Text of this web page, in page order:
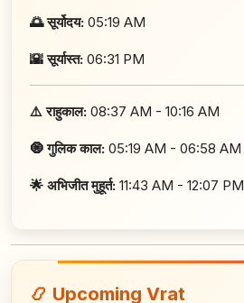
🌅 सूर्योदय: 05:19 AM
🌇 सूर्यास्त: 06:31 PM
⚠️ राहुकाल: 08:37 AM - 10:16 AM
🧿 गुलिक काल: 05:19 AM - 06:58 AM
🌟 अभिजीत मुहूर्त: 11:43 AM - 12:07 PM
📿 Upcoming Vrat